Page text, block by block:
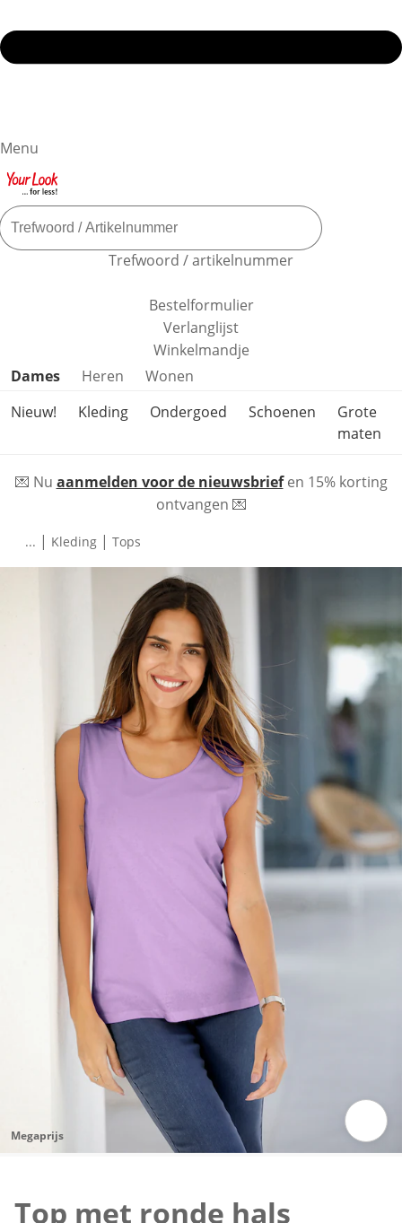
Menu
Trefwoord / artikelnummer
Bestelformulier
Verlanglijst
Winkelmandje
Productcategorieën overslaan
Dames Heren
Wonen
Nieuw!
Kleding Ondergoed Schoenen
Grote
maten
💌 Nu aanmelden voor de nieuwsbriefen 15% korting
ontvangen 💌
... | Kleding | Tops
Megaprijs
Top met ronde hals